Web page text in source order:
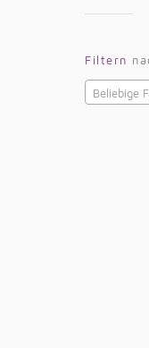
Filtern
Beliebige